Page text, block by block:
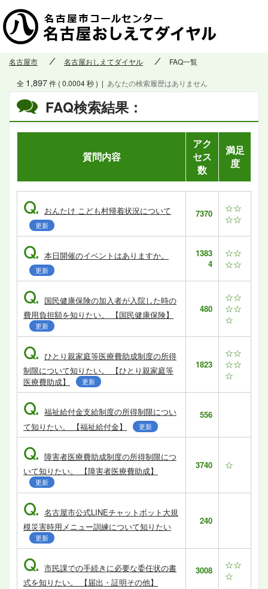
名古屋市 名古屋おしえてダイヤル FAQ一覧
FAQ検索結果：
全 1,897件 ( 0.0004 秒 ) | あなたの検索履歴はありません
質問内容
アク
セス
数
満足
度
Q. おんたけ こども村帰着状況について
更新
7370
☆☆
☆☆
Q. 本日開催のイベントはありますか。
更新
1383
4
☆☆
☆☆
Q. 国民健康保険の加入者が入院した時の
費用負担額を知りたい。 【国民健康保険】
更新
480
☆☆
☆☆
☆
Q. ひとり親家庭等医療費助成制度の所得
制限について知りたい。 【ひとり親家庭等
医療費助成】
更新
1823
☆☆
☆☆
☆
Q. 福祉給付金支給制度の所得制限につい
て知りたい。 【福祉給付金】
更新
556
Q. 障害者医療費助成制度の所得制限につ
いて知りたい。 【障害者医療費助成】
更新
3740 ☆
Q. 名古屋市公式LINEチャットボット大規
模災害時用メニュー訓練について知りたい
更新
240
Q. 市民課での手続きに必要な委任状の書
式を知りたい。 【届出・証明その他】
3008
☆☆
☆